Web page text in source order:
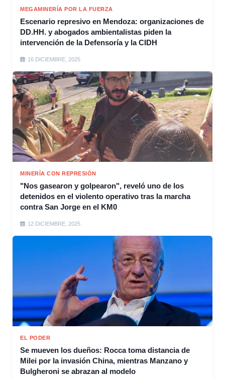
MEGAMINERÍA POR LA FUERZA
Escenario represivo en Mendoza: organizaciones de
DD.HH. y abogados ambientalistas piden la
intervención de la Defensoría y la CIDH
16 DICIEMBRE, 2025
MINERÍA CON REPRESIÓN
"Nos gasearon y golpearon", reveló uno de los
detenidos en el violento operativo tras la marcha
contra San Jorge en el KM0
12 DICIEMBRE, 2025
EL PODER
Se mueven los dueños: Rocca toma distancia de
Milei por la invasión China, mientras Manzano y
Bulgheroni se abrazan al modelo